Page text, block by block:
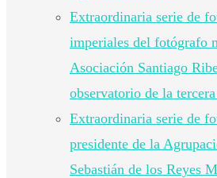
Extraordinaria serie de
imperiales del fotógrafo
Asociación Santiago
observatorio de la
Extraordinaria serie de
presidente de la
Sebastián de los Reyes